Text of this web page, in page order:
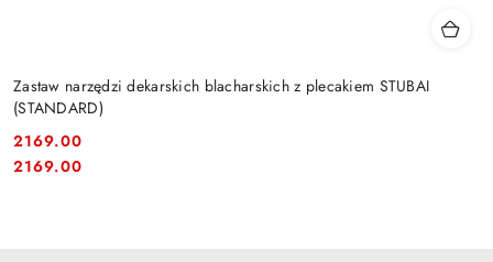
Zastaw narzędzi dekarskich blacharskich z plecakiem STUBAI
(STANDARD)
Cena:
2169.00
Cena:
2169.00